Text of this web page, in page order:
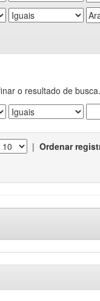
o resultado de busca.
| Ordenar